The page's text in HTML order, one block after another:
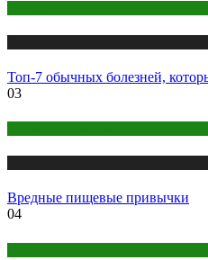
Топ-7 обычных болезней,
03
Вредные пищевые привычки
04